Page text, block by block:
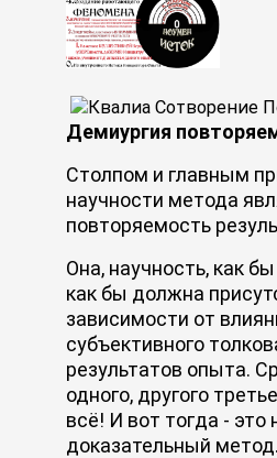
Демиургия
Столпом и главным
научности метода
повторяемость
Она, научность, как
как бы должна
зависимости от
субъективного
результатов опыта.
одного, другого
всё! И вот тогда - это
доказательный метод.